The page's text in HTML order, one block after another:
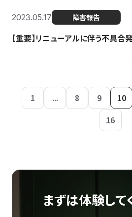
2023.05.17 障害報告
【重要】リニューアルに伴う不具合
1 ... 8 9 10
16
まずは体験して